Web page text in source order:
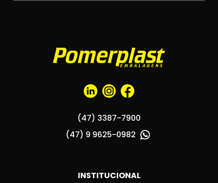
(47) 3387-7900
(47) 9 9625-0982
INSTITUCIONAL